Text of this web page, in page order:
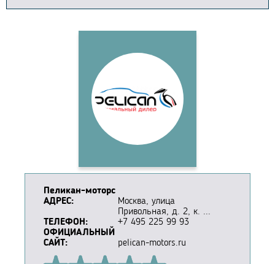
Пеликан-моторс
АДРЕС:
Москва, улица
Привольная, д. 2, к. ...
ТЕЛЕФОН:
+7 495 225 99 93
ОФИЦИАЛЬНЫЙ
САЙТ:
pelican-motors.ru